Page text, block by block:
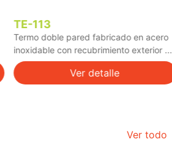
TE-113
Termo doble pared fabricado en acero
inoxidable con recubrimiento exterior ...
Ver detalle
Ver todo